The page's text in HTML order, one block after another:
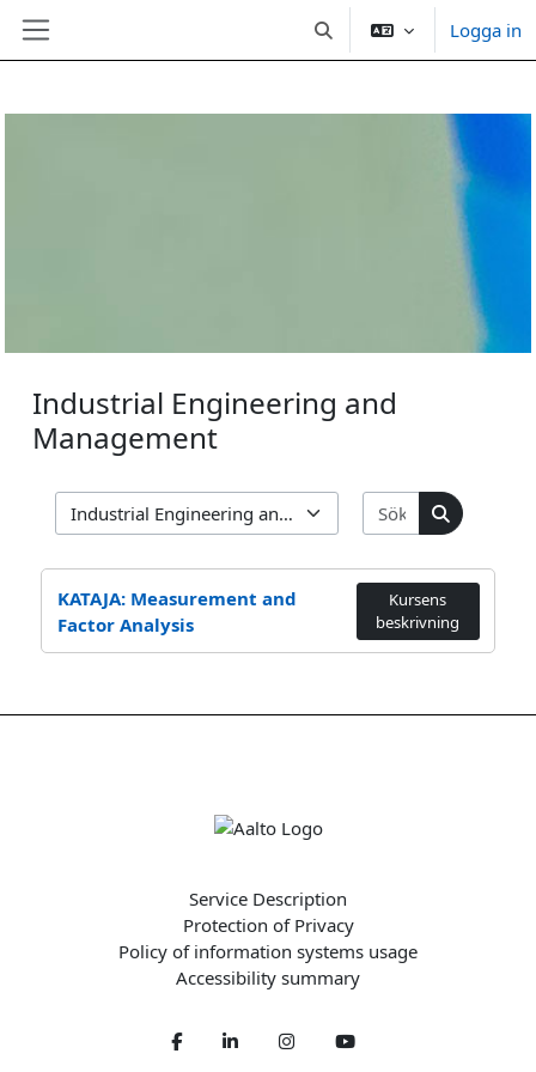
Gå direkt till huvudinnehåll
Sidopanel Växla sökinmatningLogga in
Industrial Engineering and
Management
Kurskategorier
Sök kurser
Sök kurser
KATAJA: Measurement and
Factor Analysis
Kursens
beskrivning
Service Description
Protection of Privacy
Policy of information systems usage
Accessibility summary
FacebookLinkedIn Twitter